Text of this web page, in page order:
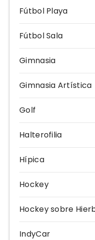
Fútbol Playa
Fútbol Sala
Gimnasia
Gimnasia Artística
Golf
Halterofilia
Hípica
Hockey
Hockey sobre
IndyCar